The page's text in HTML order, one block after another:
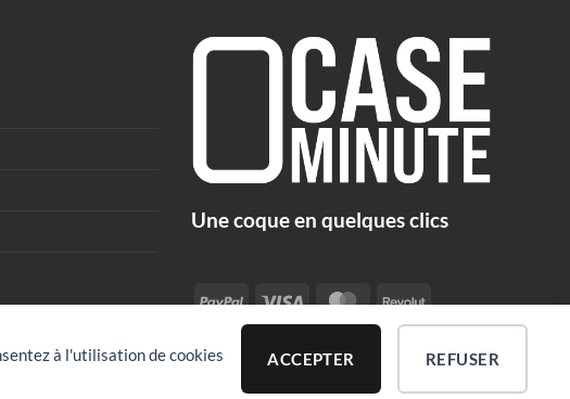
à l'utilisation de cookies
ACCEPTER REFUSER
Une coque en quelques clics
PayPal Visa MasterCardRevolut